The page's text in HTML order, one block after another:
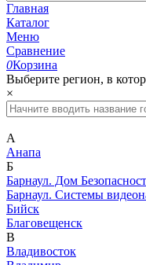
Главная
Каталог
Меню
Сравнение
0Корзина
Выберите регион, в
×
А
Анапа
Б
Барнаул. Дом
Барнаул. Системы
Бийск
Благовещенск
В
Владивосток